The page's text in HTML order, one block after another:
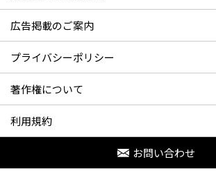
広告掲載のご案内
プライバシーポリシー
著作権について
利用規約
お問い合わせ